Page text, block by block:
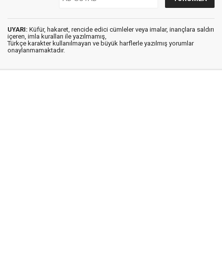
UYARI: Küfür, hakaret, rencide edici cümleler veya imalar, inançlara saldırı
içeren, imla kuralları ile yazılmamış,
Türkçe karakter kullanılmayan ve büyük harflerle yazılmış yorumlar
onaylanmamaktadır.